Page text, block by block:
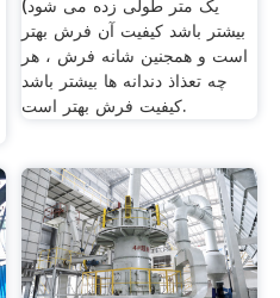
یک متر طولی زده می شود)
بیشتر باشد کیفیت آن فرش بهتر
است و همجنین شانه فرش ، هر
چه تعذاذ دندانه ها بیشتر باشد
کیفیت فرش بهتر است.